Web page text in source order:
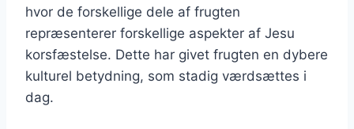
hvor de forskellige dele af frugten
repræsenterer forskellige aspekter af Jesu
korsfæstelse. Dette har givet frugten en dybere
kulturel betydning, som stadig værdsættes i
dag.